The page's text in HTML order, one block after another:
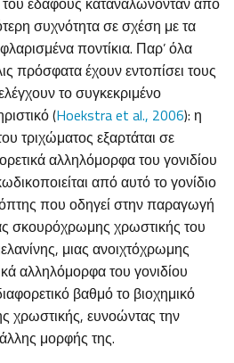
συχνότητα σε σχέση με τα
ποντίκια. Παρ’ όλα
πρόσφατα έχουν εντοπίσει τους
το συγκεκριμένο
(Hoekstra et al., 2006): η
τριχώματος εξαρτάται σε
αλληλόμορφα του γονιδίου
από αυτό το γονίδιο
που οδηγεί στην παραγωγή
σκουρόχρωμης χρωστικής του
μιας ανοιχτόχρωμης
αλληλόμορφα του γονιδίου
βαθμό το βιοχημικό
χρωστικής, ευνοώντας την
μορφής της.